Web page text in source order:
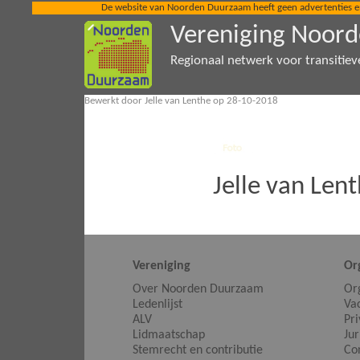
De website van Noorden Duurzaam heeft geen
Vereniging
Regionaal netwerk voor
Bewerkt door Jelle van Lenthe op 28-10-2018
Jelle van
Vereniging
Over Noorden Duurzaam
Ledenlijst
ALV
Lidmaatschap
Stemrecht en contributie